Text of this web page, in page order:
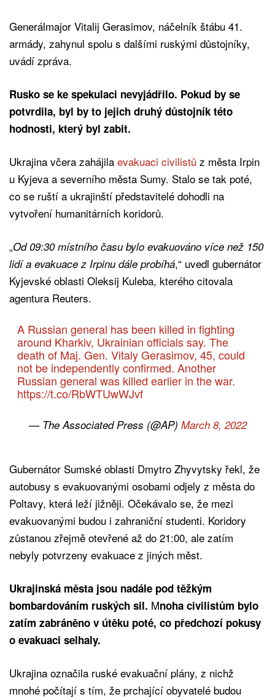
Generálmajor Vitalij Gerasimov, náčelník štábu 41.
armády, zahynul spolu s dalšími ruskými důstojníky,
uvádí zpráva.
Rusko se ke spekulaci nevyjádřilo. Pokud by se
potvrdila, byl by to jejich druhý důstojník této
hodnosti, který byl zabit.
Ukrajina včera zahájila evakuaci civilistů z města Irpin
u Kyjeva a severního města Sumy. Stalo se tak poté,
co se ruští a ukrajinští představitelé dohodli na
vytvoření humanitárních koridorů.
„Od 09:30 místního času bylo evakuováno více než 150
lidí a evakuace z Irpinu dále probíhá,“ uvedl gubernátor
Kyjevské oblasti Oleksij Kuleba, kterého citovala
agentura Reuters.
A Russian general has been killed in fighting
around Kharkiv, Ukrainian officials say. The
death of Maj. Gen. Vitaly Gerasimov, 45, could
not be independently confirmed. Another
Russian general was killed earlier in the war.
https://t.co/RbWTUwWJvf
— The Associated Press (@AP) March 8, 2022
Gubernátor Sumské oblasti Dmytro Zhyvytsky řekl, že
autobusy s evakuovanými osobami odjely z města do
Poltavy, která leží jižněji. Očekávalo se, že mezi
evakuovanými budou i zahraniční studenti. Koridory
zůstanou zřejmě otevřené až do 21:00, ale zatím
nebyly potvrzeny evakuace z jiných měst.
Ukrajinská města jsou nadále pod těžkým
bombardováním ruských sil. Mnoha civilistům bylo
zatím zabráněno v útěku poté, co předchozí pokusy
o evakuaci selhaly.
Ukrajina označila ruské evakuační plány, z nichž
mnohé počítají s tím, že prchající obyvatelé budou